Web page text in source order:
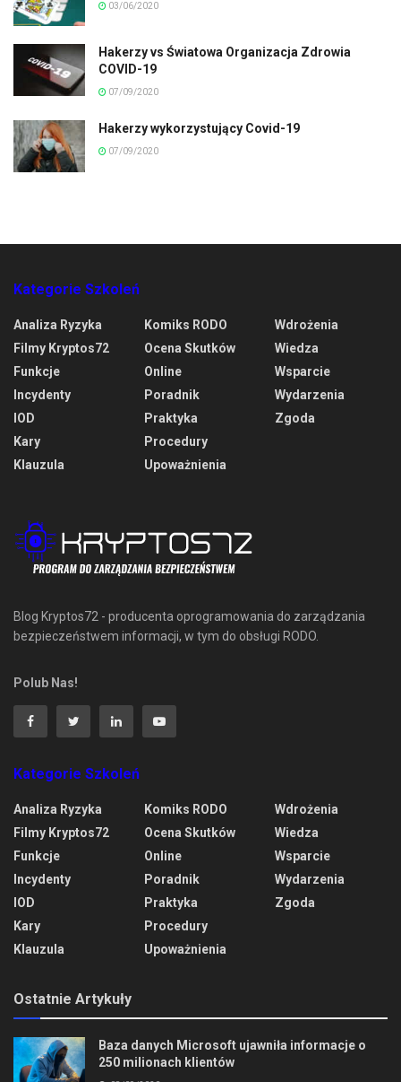
03/06/2020
Hakerzy vs Światowa Organizacja Zdrowia
COVID-19
07/09/2020
Hakerzy wykorzystujący Covid-19
07/09/2020
Kategorie Szkoleń
Analiza Ryzyka
Filmy Kryptos72
Funkcje
Incydenty
IOD
Kary
Klauzula
Komiks RODO
Ocena Skutków
Online
Poradnik
Praktyka
Procedury
Upoważnienia
Wdrożenia
Wiedza
Wsparcie
Wydarzenia
Zgoda
Blog Kryptos72 - producenta oprogramowania do zarządzania
bezpieczeństwem informacji, w tym do obsługi RODO.
Polub Nas!
Kategorie Szkoleń
Analiza Ryzyka
Filmy Kryptos72
Funkcje
Incydenty
IOD
Kary
Klauzula
Komiks RODO
Ocena Skutków
Online
Poradnik
Praktyka
Procedury
Upoważnienia
Wdrożenia
Wiedza
Wsparcie
Wydarzenia
Zgoda
Ostatnie Artykuły
Baza danych Microsoft ujawniła informacje o
250 milionach klientów